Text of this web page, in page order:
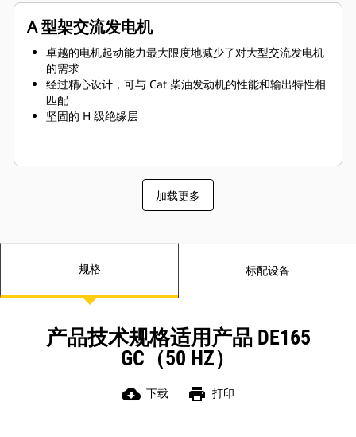
A 型架交流发电机
卓越的电机起动能力最大限度地减少了对大型交流发电机
的需求
经过精心设计，可与 Cat 柴油发动机的性能和输出特性相
匹配
坚固的 H 级绝缘层
加载更多
规格 标配设备
产品技术规格适用产品 DE165
GC（50 HZ）
cloud_download 下载 print 打印